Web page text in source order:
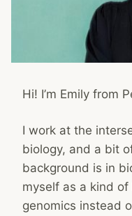
Hi! I’m Emily from
I work at the
biology, and a bit
background is in
myself as a kind
genomics instead